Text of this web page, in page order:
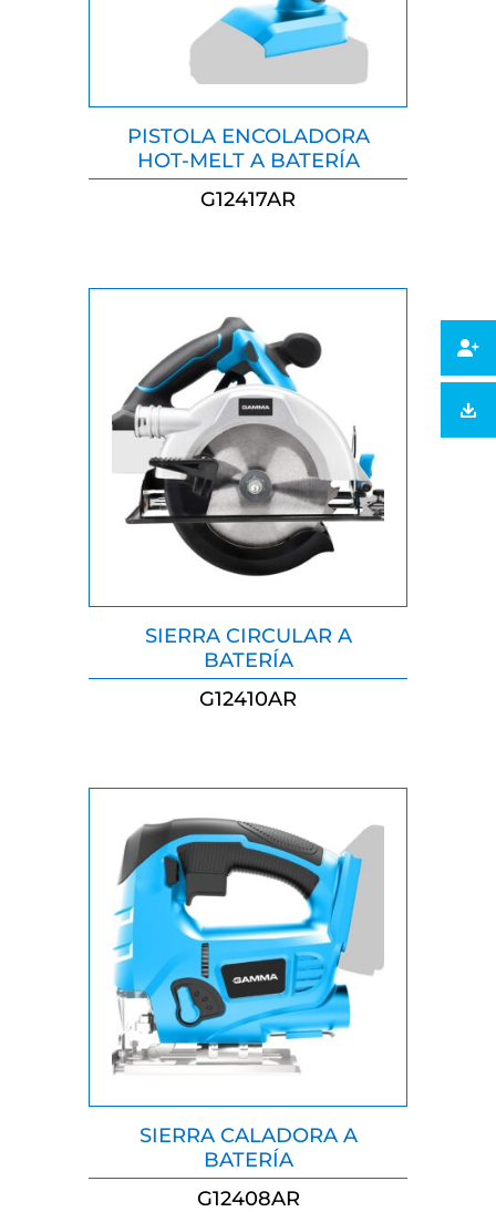
PISTOLA ENCOLADORA
HOT-MELT A BATERÍA
G12417AR
SIERRA CIRCULAR A
BATERÍA
G12410AR
SIERRA CALADORA A
BATERÍA
G12408AR